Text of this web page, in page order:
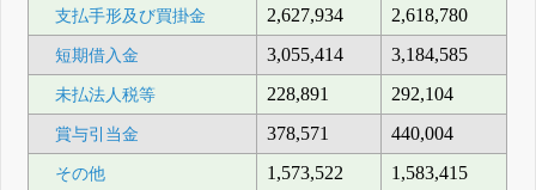
支払手形及び買掛金 2,627,934 2,618,780
短期借入金 3,055,414 3,184,585
未払法人税等 228,891 292,104
賞与引当金 378,571 440,004
その他 1,573,522 1,583,415